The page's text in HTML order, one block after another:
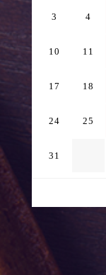
3 4
10 11
17 18
24 25
31